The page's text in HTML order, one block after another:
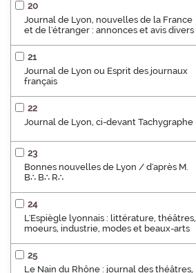
20
Journal de Lyon, nouvelles de la France
et de l'étranger : annonces et avis divers
21
Journal de Lyon ou Esprit des journaux
français
22
Journal de Lyon, ci-devant Tachygraphe
23
Bonnes nouvelles de Lyon / d'après M.
B∴ B∴ R∴
24
L'Espiègle lyonnais : littérature, théâtres,
moeurs, industrie, modes et beaux-arts
25
Le Nain du Rhône : journal des théâtres,